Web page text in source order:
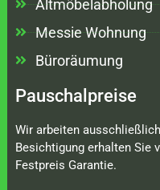
Altmöbelabholung
Messie Wohnung
Büroräumung
Pauschalpreise
Wir arbeiten
Besichtigung erhalten Sie
Festpreis Garantie.